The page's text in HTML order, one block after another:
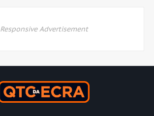
Responsive Advertisement